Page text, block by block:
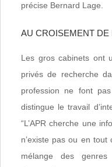
précise Bernard Lage.
AU CROISEMENT
Les gros cabinets ont
privés de recherche
profession ne font pas
distingue le travail
“L’APR cherche une
n’existe pas ou en
mélange des genres